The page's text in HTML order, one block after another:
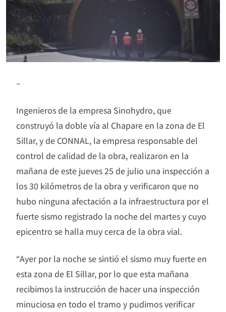
–
Ingenieros de la empresa Sinohydro, que
construyó la doble vía al Chapare en la zona de El
Sillar, y de CONNAL, la empresa responsable del
control de calidad de la obra, realizaron en la
mañana de este jueves 25 de julio una inspección a
los 30 kilómetros de la obra y verificaron que no
hubo ninguna afectación a la infraestructura por el
fuerte sismo registrado la noche del martes y cuyo
epicentro se halla muy cerca de la obra vial.
“Ayer por la noche se sintió el sismo muy fuerte en
esta zona de El Sillar, por lo que esta mañana
recibimos la instrucción de hacer una inspección
minuciosa en todo el tramo y pudimos verificar